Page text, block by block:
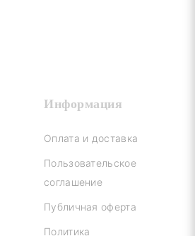
Информация
Оплата и доставка
Пользовательское
соглашение
Публичная оферта
Политика